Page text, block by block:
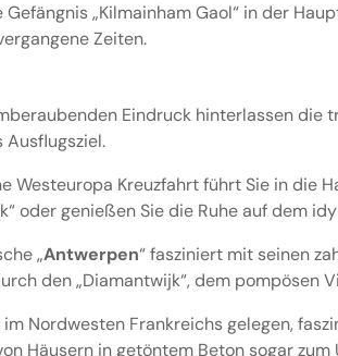
Gefängnis „Kilmainham Gaol“ in der
Zeiten.
Eindruck hinterlassen die
Ausflugsziel.
Westeuropa Kreuzfahrt führt Sie in die
oder genießen Sie die Ruhe auf dem
„Antwerpen“ fasziniert mit seinen
den „Diamantwijk“, dem pompösen
im Nordwesten Frankreichs gelegen,
Häusern in getöntem Beton sogar zum